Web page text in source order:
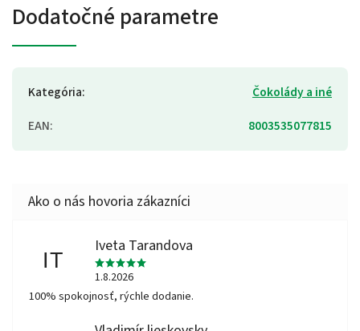
Dodatočné parametre
Kategória:
Čokolády a iné
EAN: 8003535077815
IT
Iveta Tarandova
1.8.2026
100% spokojnosť, rýchle dodanie.